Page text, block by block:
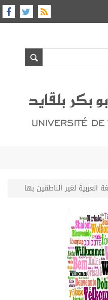
العربية لغير الناطقين بها